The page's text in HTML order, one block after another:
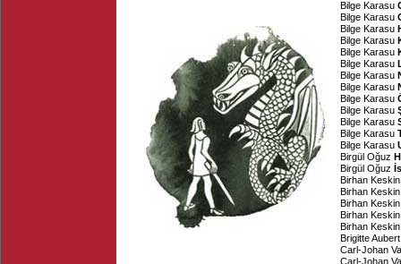
Bilge Karasu
Bilge Karasu
Bilge Karasu
Bilge Karasu
Bilge Karasu
Bilge Karasu
Bilge Karasu
Bilge Karasu
Bilge Karasu
Bilge Karasu
Bilge Karasu
Bilge Karasu
Bilge Karasu
Birgül Oğuz
Birgül Oğuz
Birhan Keskin
Birhan Keskin
Birhan Keskin
Birhan Keskin
Birhan Keskin
Brigitte Aubert
Carl-Johan
Carl-Johan